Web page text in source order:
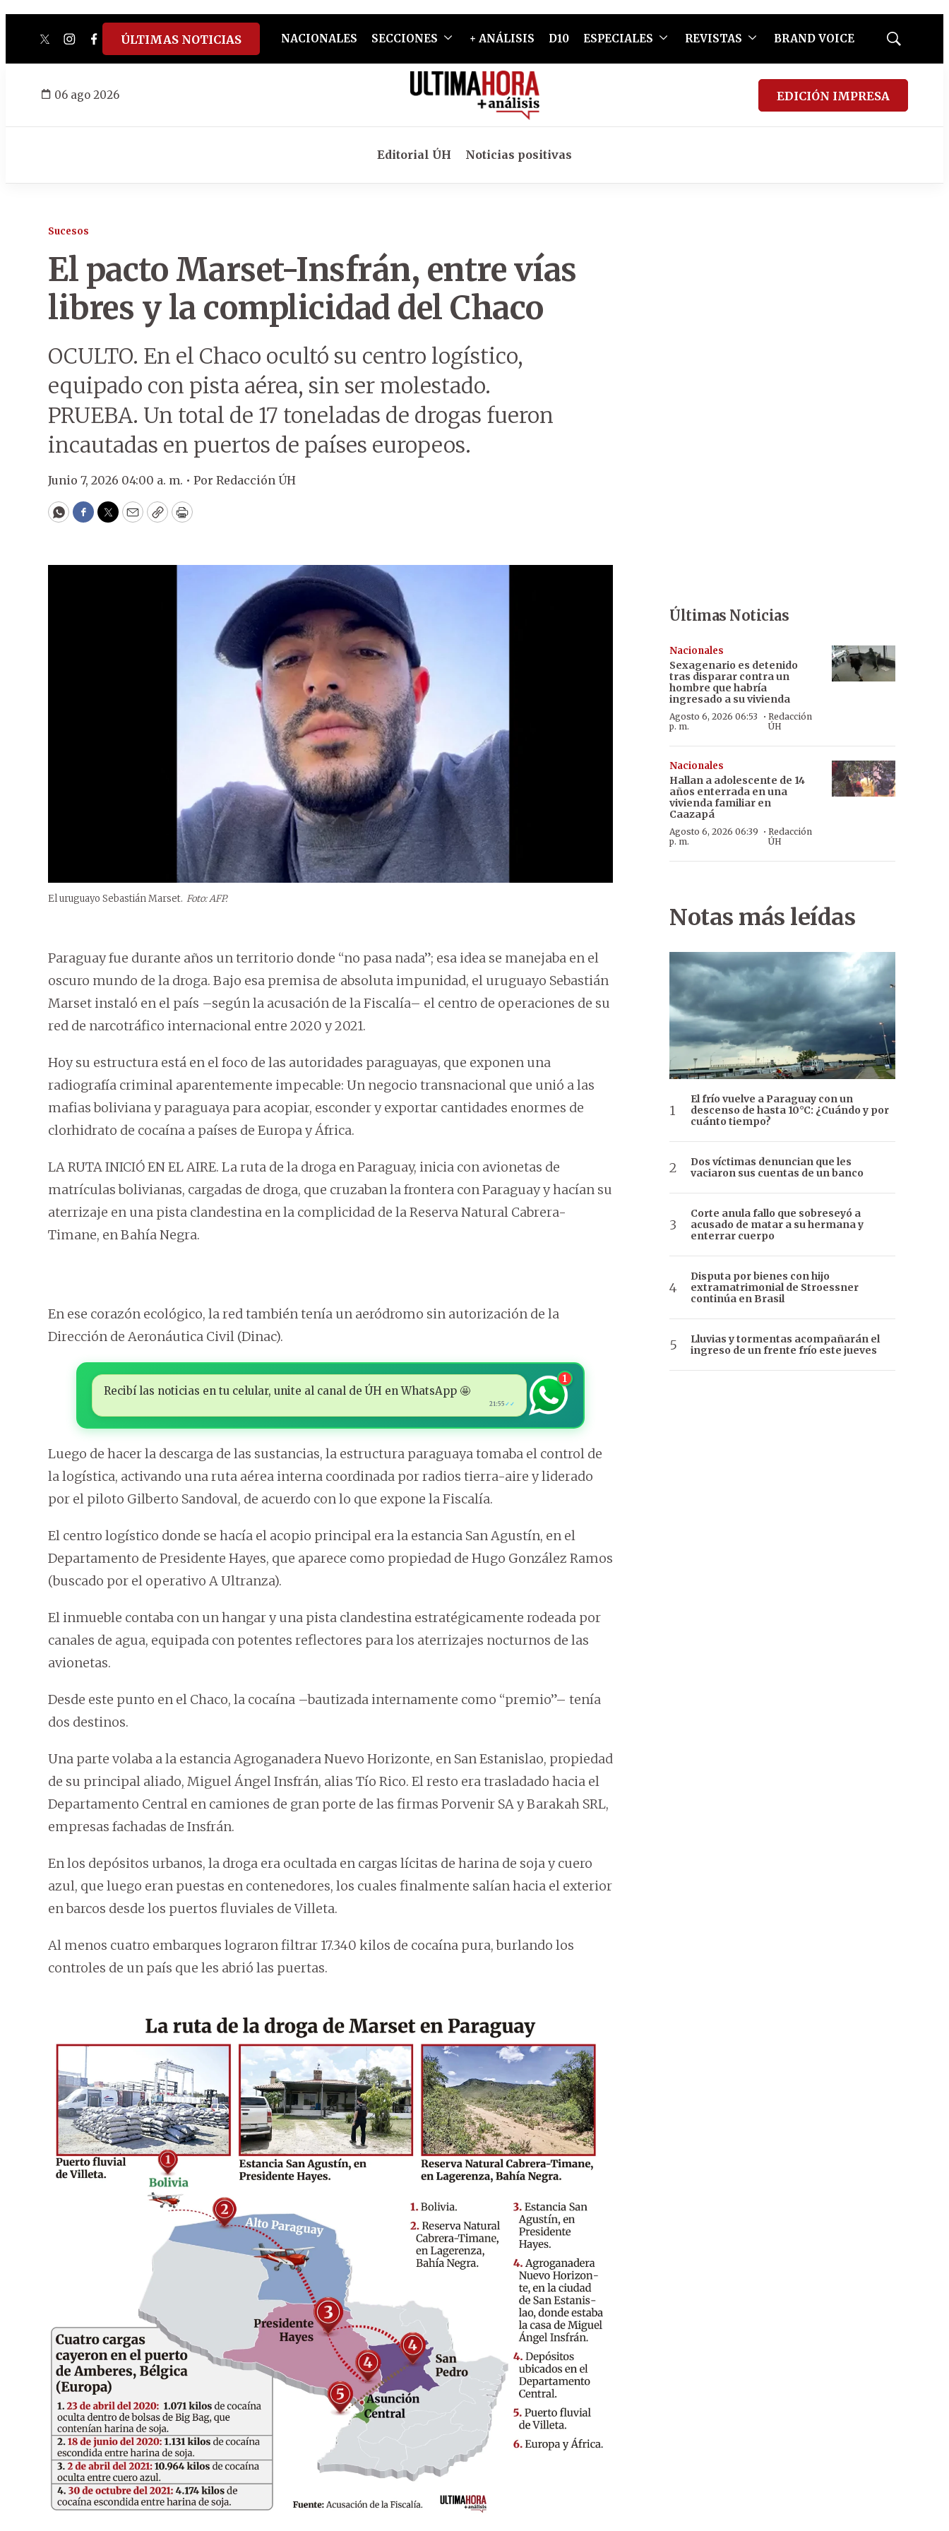
twitterinstagram
facebook
tiktokyoutube
spotify
ÚLTIMAS NOTICIAS NACIONALES SECCIONES + ANÁLISIS D10 ESPECIALES REVISTAS BRAND VOICE
Mostrar
06 ago 2026 EDICIÓN IMPRESA
Editorial ÚH Noticias positivas
Sucesos
El pacto Marset-Insfrán, entre vías
libres y la complicidad del Chaco
OCULTO. En el Chaco ocultó su centro logístico,
equipado con pista aérea, sin ser molestado.
PRUEBA. Un total de 17 toneladas de drogas fueron
incautadas en puertos de países europeos.
Junio 7, 2026 04:00 a. m. • Por Redacción ÚH
WhatsApp
Facebook
Twitter
EmailCopyPrint
El uruguayo Sebastián Marset. Foto: AFP.
Paraguay fue durante años un territorio donde “no pasa nada”; esa idea se manejaba en el
oscuro mundo de la droga. Bajo esa premisa de absoluta impunidad, el uruguayo Sebastián
Marset instaló en el país –según la acusación de la Fiscalía– el centro de operaciones de su
red de narcotráfico internacional entre 2020 y 2021.
Hoy su estructura está en el foco de las autoridades paraguayas, que exponen una
radiografía criminal aparentemente impecable: Un negocio transnacional que unió a las
mafias boliviana y paraguaya para acopiar, esconder y exportar cantidades enormes de
clorhidrato de cocaína a países de Europa y África.
LA RUTA INICIÓ EN EL AIRE. La ruta de la droga en Paraguay, inicia con avionetas de
matrículas bolivianas, cargadas de droga, que cruzaban la frontera con Paraguay y hacían su
aterrizaje en una pista clandestina en la complicidad de la Reserva Natural Cabrera-
Timane, en Bahía Negra.
En ese corazón ecológico, la red también tenía un aeródromo sin autorización de la
Dirección de Aeronáutica Civil (Dinac).
Recibí las noticias en tu celular, unite al canal de ÚH en WhatsApp 🤩
21:55 ✓✓
1
Luego de hacer la descarga de las sustancias, la estructura paraguaya tomaba el control de
la logística, activando una ruta aérea interna coordinada por radios tierra-aire y liderado
por el piloto Gilberto Sandoval, de acuerdo con lo que expone la Fiscalía.
El centro logístico donde se hacía el acopio principal era la estancia San Agustín, en el
Departamento de Presidente Hayes, que aparece como propiedad de Hugo González Ramos
(buscado por el operativo A Ultranza).
El inmueble contaba con un hangar y una pista clandestina estratégicamente rodeada por
canales de agua, equipada con potentes reflectores para los aterrizajes nocturnos de las
avionetas.
Desde este punto en el Chaco, la cocaína –bautizada internamente como “premio”– tenía
dos destinos.
Una parte volaba a la estancia Agroganadera Nuevo Horizonte, en San Estanislao, propiedad
de su principal aliado, Miguel Ángel Insfrán, alias Tío Rico. El resto era trasladado hacia el
Departamento Central en camiones de gran porte de las firmas Porvenir SA y Barakah SRL,
empresas fachadas de Insfrán.
En los depósitos urbanos, la droga era ocultada en cargas lícitas de harina de soja y cuero
azul, que luego eran puestas en contenedores, los cuales finalmente salían hacia el exterior
en barcos desde los puertos fluviales de Villeta.
Al menos cuatro embarques lograron filtrar 17.340 kilos de cocaína pura, burlando los
controles de un país que les abrió las puertas.
Últimas Noticias
Nacionales
Sexagenario es detenido
tras disparar contra un
hombre que habría
ingresado a su vivienda
Agosto 6, 2026 06:53
p. m.
· Redacción
ÚH
Nacionales
Hallan a adolescente de 14
años enterrada en una
vivienda familiar en
Caazapá
Agosto 6, 2026 06:39
p. m.
·Redacción
ÚH
Notas más leídas
El frío vuelve a Paraguay con un
descenso de hasta 10°C: ¿Cuándo y por
cuánto tiempo?
Dos víctimas denuncian que les
vaciaron sus cuentas de un banco
Corte anula fallo que sobreseyó a
acusado de matar a su hermana y
enterrar cuerpo
Disputa por bienes con hijo
extramatrimonial de Stroessner
continúa en Brasil
Lluvias y tormentas acompañarán el
ingreso de un frente frío este jueves